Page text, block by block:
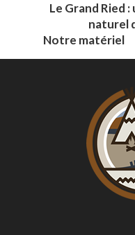
Le Grand Ried
naturel
Notre matériel